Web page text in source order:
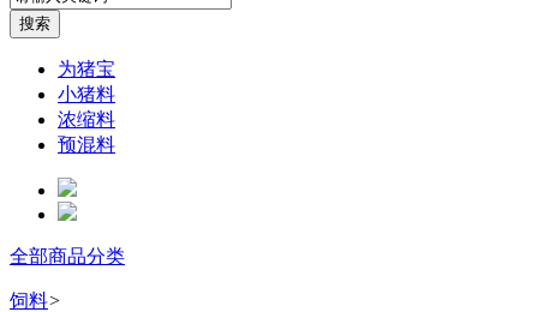
为猪宝
小猪料
浓缩料
预混料
全部商品分类
饲料>